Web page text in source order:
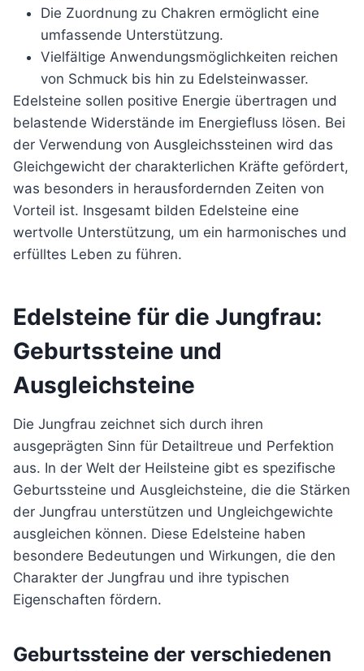
Die Zuordnung zu Chakren ermöglicht eine
umfassende Unterstützung.
Vielfältige Anwendungsmöglichkeiten reichen
von Schmuck bis hin zu Edelsteinwasser.
Edelsteine sollen positive Energie übertragen und
belastende Widerstände im Energiefluss lösen. Bei
der Verwendung von Ausgleichssteinen wird das
Gleichgewicht der charakterlichen Kräfte gefördert,
was besonders in herausfordernden Zeiten von
Vorteil ist. Insgesamt bilden Edelsteine eine
wertvolle Unterstützung, um ein harmonisches und
erfülltes Leben zu führen.
Edelsteine für die Jungfrau:
Geburtssteine und
Ausgleichsteine
Die Jungfrau zeichnet sich durch ihren
ausgeprägten Sinn für Detailtreue und Perfektion
aus. In der Welt der Heilsteine gibt es spezifische
Geburtssteine und Ausgleichsteine, die die Stärken
der Jungfrau unterstützen und Ungleichgewichte
ausgleichen können. Diese Edelsteine haben
besondere Bedeutungen und Wirkungen, die den
Charakter der Jungfrau und ihre typischen
Eigenschaften fördern.
Geburtssteine der verschiedenen